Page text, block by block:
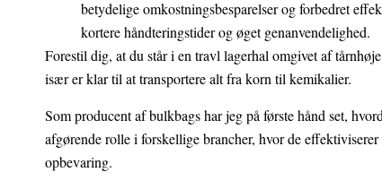
betydelige omkostningsbesparelser og forbedret
kortere håndteringstider og øget genanvendelighed.
Forestil dig, at du står i en travl lagerhal omgivet af
især er klar til at transportere alt fra korn til kemikalier.
Som producent af bulkbags har jeg på første hånd set,
afgørende rolle i forskellige brancher, hvor de
opbevaring.